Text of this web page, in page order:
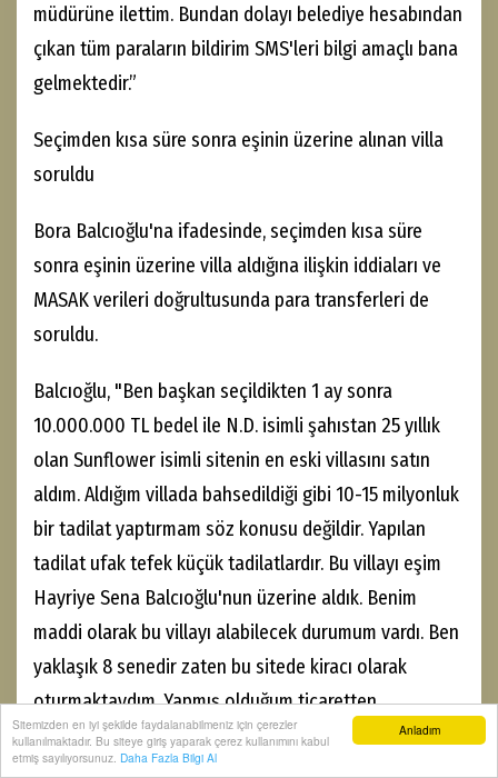
Anladım
Sitemizden en iyi şekilde faydalanabilmeniz için çerezler
kullanılmaktadır. Bu siteye giriş yaparak çerez kullanımını kabul
etmiş sayılıyorsunuz. Daha Fazla Bilgi Al
müdürüne ilettim. Bundan dolayı belediye hesabından
çıkan tüm paraların bildirim SMS'leri bilgi amaçlı bana
gelmektedir.”
Seçimden kısa süre sonra eşinin üzerine alınan villa
soruldu
Bora Balcıoğlu'na ifadesinde, seçimden kısa süre
sonra eşinin üzerine villa aldığına ilişkin iddiaları ve
MASAK verileri doğrultusunda para transferleri de
soruldu.
Balcıoğlu, "Ben başkan seçildikten 1 ay sonra
10.000.000 TL bedel ile N.D. isimli şahıstan 25 yıllık
olan Sunflower isimli sitenin en eski villasını satın
aldım. Aldığım villada bahsedildiği gibi 10-15 milyonluk
bir tadilat yaptırmam söz konusu değildir. Yapılan
tadilat ufak tefek küçük tadilatlardır. Bu villayı eşim
Hayriye Sena Balcıoğlu'nun üzerine aldık. Benim
maddi olarak bu villayı alabilecek durumum vardı. Ben
yaklaşık 8 senedir zaten bu sitede kiracı olarak
oturmaktaydım. Yapmış olduğum ticaretten
halihazırda bulunan birikimim vardı, başkan
seçilmeden önce bir ev almak amacıyla zaten